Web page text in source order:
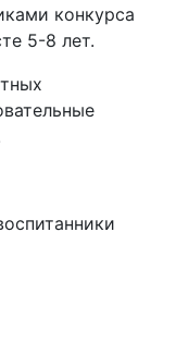
конкурса
5-8 лет.